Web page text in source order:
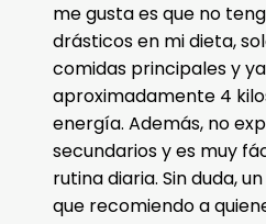
me gusta es que no
drásticos en mi dieta,
comidas principales y
aproximadamente 4
energía. Además, no
secundarios y es muy
rutina diaria. Sin duda,
que recomiendo a